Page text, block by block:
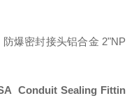
防爆密封接头铝合金 2"NP
Conduit Sealing Fittin